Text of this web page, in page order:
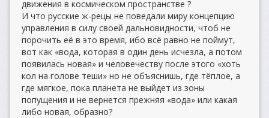
движения в космическом пространстве ?
И что русские ж-рецы не поведали миру концепцию
управления в силу своей дальновидности, чтоб не
порочить её в это время, ибо всё равно не поймут,
вот как «вода, которая в один день исчезла, а потом
появилась новая» и человечеству после этого «хоть
кол на голове теши» но не объяснишь, где тёплое, а
где мягкое, пока планета не выйдет из зоны
попущения и не вернется прежняя «вода» или какая
либо новая, образно?